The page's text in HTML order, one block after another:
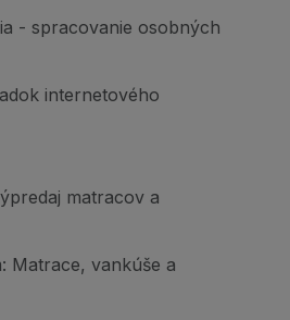
- spracovanie osobných
internetového
matracov a
Matrace, vankúše a